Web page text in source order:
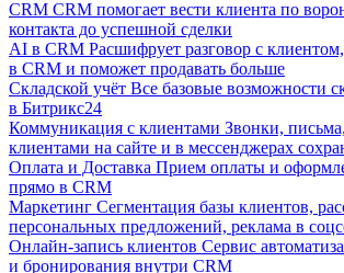
CRM CRM помогает вести клиента по
контакта до успешной сделки
AI в CRM Расшифрует разговор с
в CRM и поможет продавать больше
Складской учёт Все базовые возможности
в Битрикс24
Коммуникация с клиентами Звонки,
клиентами на сайте и в мессенджерах
Оплата и Доставка Прием оплаты и
прямо в CRM
Маркетинг Сегментация базы клиентов,
персональных предложений, реклама в
Онлайн-запись клиентов Сервис
и бронирования внутри CRM